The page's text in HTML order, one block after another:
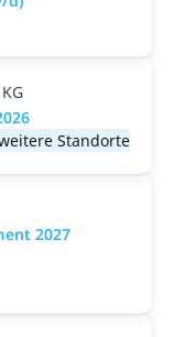
Standorte
2027